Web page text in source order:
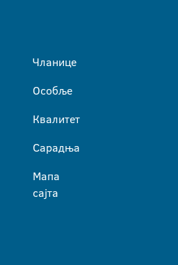
Чланице
Особље
Квалитет
Сарадња
Мапа
сајта